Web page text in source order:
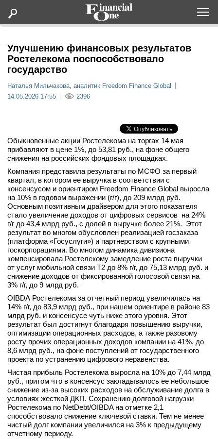
Статьи
Дайджесты
Мероприятия
Новости
Интервью
вконтакте
телеграм
Стать автором
Вход
Улучшению финансовых результатов
Ростелекома поспособствовало
государство
Наталья Мильчакова, аналитик Freedom Finance Global
14.05.2026 17:55
2396
Обыкновенные акции Ростелекома на торгах 14 мая
прибавляют в цене 1%, до 53,81 руб., на фоне общего
снижения на российских фондовых площадках.
Компания представила результаты по МСФО за первый
квартал, в котором ее выручка в соответствии с
консенсусом и ориентиром Freedom Finance Global выросла
на 10% в годовом выражении (г/г), до 209 млрд руб.
Основным позитивным драйвером для этого показателя
стало увеличение доходов от цифровых сервисов на 24%
г/г до 43,4 млрд руб., с долей в выручке более 21%. Этот
результат во многом обусловлен реализацией госзаказа
(платформа «Госуслуги») и партнерством с крупными
госкорпорациями. Во многом динамика дивизиона
компенсировала Ростелекому замедление роста выручки
от услуг мобильной связи Т2 до 8% г/г, до 75,13 млрд руб. и
снижение доходов от фиксированной голосовой связи на
3% г/г, до 9 млрд руб.
OIBDA Ростелекома за отчетный период увеличилась на
14% г/г, до 83,9 млрд руб., при нашем ориентире в районе 83
млрд руб. и консенсусе чуть ниже этого уровня. Этот
результат был достигнут благодаря повышению выручки,
оптимизации операционных расходов, а также разовому
росту прочих операционных доходов компании на 41%, до
8,6 млрд руб., на фоне поступлений от государственного
проекта по устранению цифрового неравенства.
Чистая прибыль Ростелекома выросла на 10% до 7,44 млрд
руб., притом что в консенсус закладывалось ее небольшое
снижение из-за высоких расходов на обслуживание долга в
условиях жесткой ДКП. Сохранению долговой нагрузки
Ростелекома по NetDebt/OIBDA на отметке 2,1
способствовало снижение ключевой ставки. Тем не менее
чистый долг компании увеличился на 3% к предыдущему
отчетному периоду.